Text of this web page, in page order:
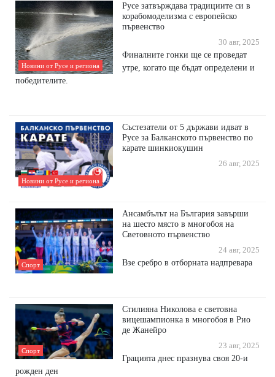
Новини от Русе и региона
Русе затвърждава традициите си в
корабомоделизма с европейско
първенство
30 авг, 2025
Финалните гонки ще се проведат
утре, когато ще бъдат определени и
победителите.
Новини от Русе и региона
Състезатели от 5 държави идват в
Русе за Балканското първенство по
карате шинкиокушин
26 авг, 2025
Спорт
Ансамбълът на България завърши
на шесто място в многобоя на
Световното първенство
24 авг, 2025
Взе сребро в отборната надпревара
Спорт
Стилияна Николова е световна
вицешампионка в многобоя в Рио
де Жанейро
23 авг, 2025
Грацията днес празнува своя 20-и
рожден ден